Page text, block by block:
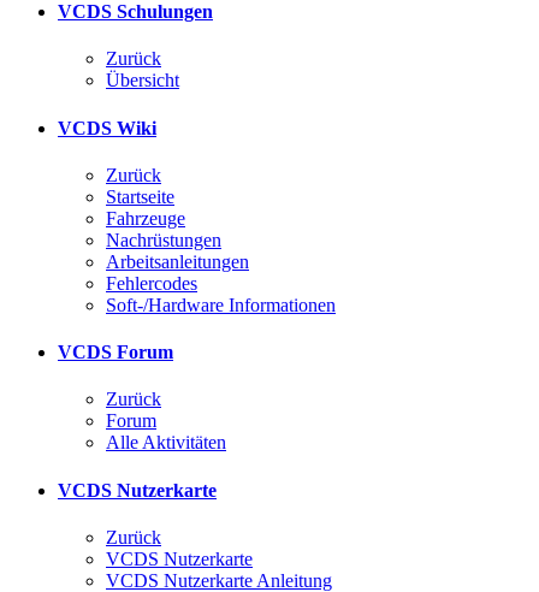
VCDS Schulungen
Zurück
Übersicht
VCDS Wiki
Zurück
Startseite
Fahrzeuge
Nachrüstungen
Arbeitsanleitungen
Fehlercodes
Soft-/Hardware Informationen
VCDS Forum
Zurück
Forum
Alle Aktivitäten
VCDS Nutzerkarte
Zurück
VCDS Nutzerkarte
VCDS Nutzerkarte Anleitung